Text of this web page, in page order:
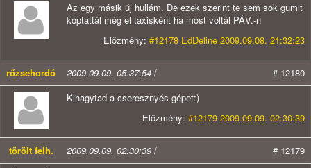
Az egy másik új hullám. De ezek szerint te sem sok gumit
koptattál még el taxisként ha most voltál PÁV.-n
Előzmény: #12178 EdDeline 2009.09.08. 21:32:23
rőzsehordó 2009.09.09. 05:37:54 /
# 12180
Kihagytad a cseresznyés gépet:)
Előzmény: #12179 2009.09.09. 02:30:39
törölt felh. 2009.09.09. 02:30:39 /
# 12179